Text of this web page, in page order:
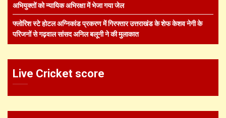
अभियुक्तों को न्यायिक अभिरक्षा में भेजा गया जेल
फ्लोरिश स्टे होटल अग्निकांड प्रकरण में गिरफ्तार उत्तराखंड के शेफ केशव नेगी के
परिजनों से गढ़वाल सांसद अनिल बलूनी ने की मुलाकात
Live Cricket score